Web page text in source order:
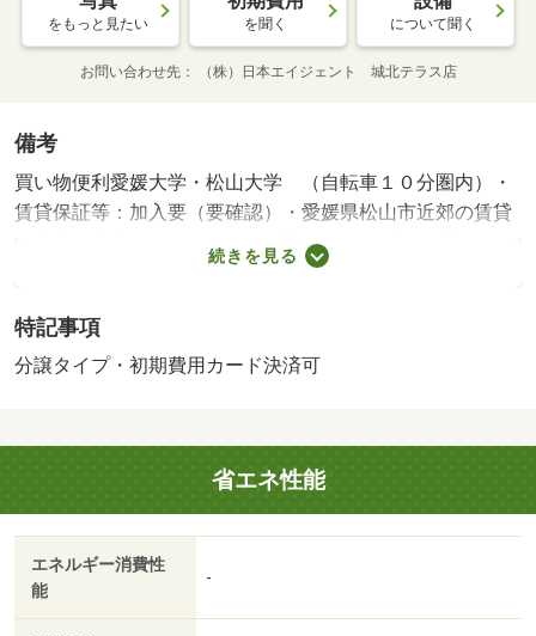
をもっと見たい を聞く について聞く
お問い合わせ先 （株）日本エイジェント 城北テラス店
備考
買い物便利愛媛大学・松山大学 （自転車１０分圏内）・
賃貸保証等：加入要（要確認）・愛媛県松山市近郊の賃貸
不動産、賃貸マンションならお部屋さがし物語。愛媛県下
ナンバーワンの情報量で、あなたにあった賃貸不動産、賃
手数料：１．１ヶ月
続きを見る
特記事項
分譲タイプ・初期費用カード決済可
省エネ性能
エネルギー消費性
能
-